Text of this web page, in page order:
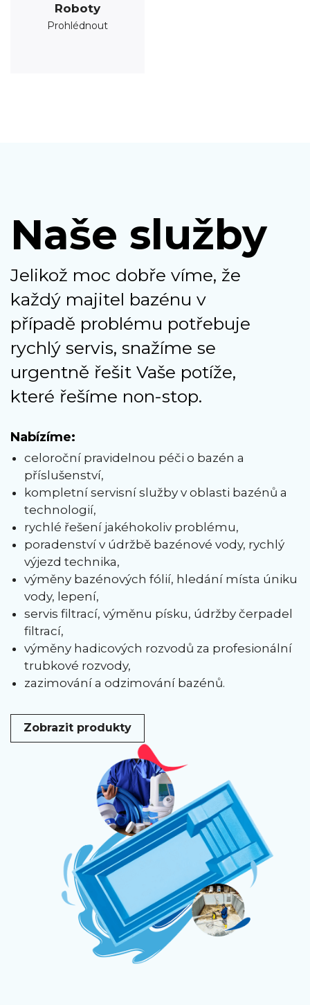
Roboty
Prohlédnout
Naše služby
Jelikož moc dobře víme, že
každý majitel bazénu v
případě problému potřebuje
rychlý servis, snažíme se
urgentně řešit Vaše potíže,
které řešíme non-stop.
Nabízíme:
celoroční pravidelnou péči o bazén a
příslušenství,
kompletní servisní služby v oblasti bazénů a
technologií,
rychlé řešení jakéhokoliv problému,
poradenství v údržbě bazénové vody, rychlý
výjezd technika,
výměny bazénových fólií, hledání místa úniku
vody, lepení,
servis filtrací, výměnu písku, údržby čerpadel
filtrací,
výměny hadicových rozvodů za profesionální
trubkové rozvody,
zazimování a odzimování bazénů.
Zobrazit produkty